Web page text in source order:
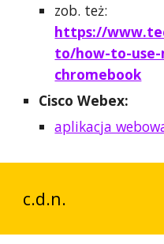
zob. też:
https://
to/how-to-
chromebook
Cisco Webex:
aplikacja
c.d.n.